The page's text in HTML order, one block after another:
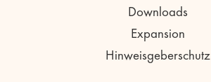
Downloads
Expansion
Hinweisgeberschutz